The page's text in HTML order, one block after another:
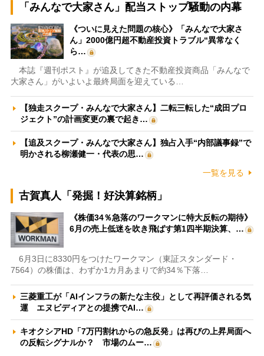
「みんなで大家さん」配当ストップ騒動の内幕
《ついに見えた問題の核心》「みんなで大家さ
ん」2000億円超不動産投資トラブル“異常なく
ら…
本誌『週刊ポスト』が追及してきた不動産投資商品「みんなで
大家さん」がいよいよ最終局面を迎えている…
【独走スクープ・みんなで大家さん】二転三転した“成田プロ
ジェクト”の計画変更の裏で起き…
【追及スクープ・みんなで大家さん】独占入手“内部議事録”で
明かされる柳瀬健一・代表の思…
一覧を見る
古賀真人「発掘！好決算銘柄」
《株価34％急落のワークマンに特大反転の期待》
6月の売上低迷を吹き飛ばす第1四半期決算、…
6月3日に8330円をつけたワークマン（東証スタンダード・
7564）の株価は、わずか1カ月あまりで約34％下落…
三菱重工が「AIインフラの新たな主役」として再評価される気
運 エヌビディアとの提携でAI…
キオクシアHD「7万円割れからの急反発」は再びの上昇局面へ
の反転シグナルか？ 市場のムー…